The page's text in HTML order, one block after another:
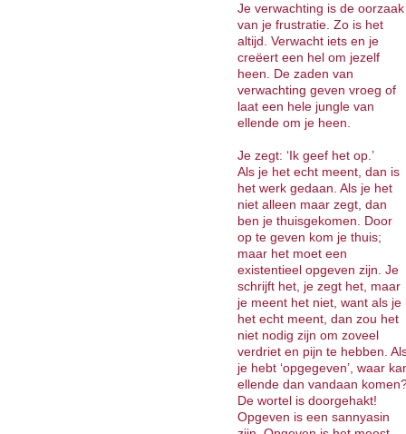
Je verwachting is de oorzaak
van je frustratie. Zo is het
altijd. Verwacht iets en je
creëert een hel om jezelf
heen. De zaden van
verwachting geven vroeg of
laat een hele jungle van
ellende om je heen.
Je zegt: ‘Ik geef het op.’
Als je het echt meent, dan is
het werk gedaan. Als je het
niet alleen maar zegt, dan
ben je thuisgekomen. Door
op te geven kom je thuis;
maar het moet een
existentieel opgeven zijn. Je
schrijft het, je zegt het, maar
je meent het niet, want als je
het echt meent, dan zou het
niet nodig zijn om zoveel
verdriet en pijn te hebben.
je hebt ‘opgegeven’, waar
ellende dan vandaan
De wortel is doorgehakt!
Opgeven is een sannyasin